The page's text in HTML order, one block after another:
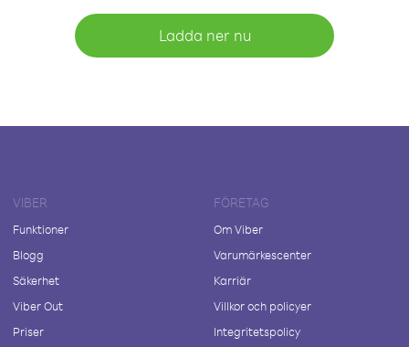
Ladda ner nu
VIBER
Funktioner
Blogg
Säkerhet
Viber Out
Priser
FÖRETAG
Om Viber
Varumärkescenter
Karriär
Villkor och policyer
Integritetspolicy